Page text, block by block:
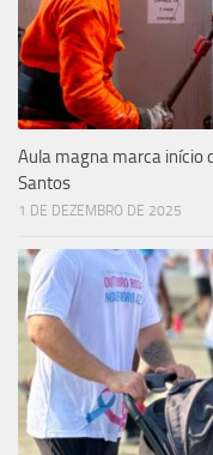
Aula magna marca início
Santos
1 DE DEZEMBRO DE 2025